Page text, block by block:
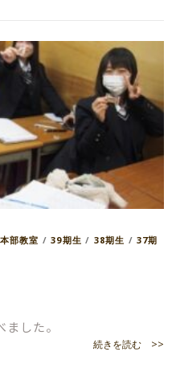
本部教室 /39期生 / 38期生 / 37期
した。
続きを読む >>